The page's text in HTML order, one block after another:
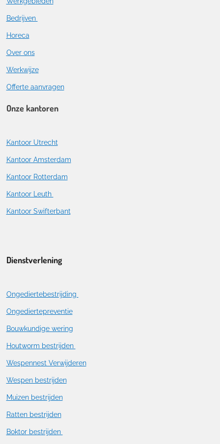
Bedrijven
Horeca
Over ons
Werkwijze
Offerte aanvragen
Onze kantoren
Kantoor Utrecht
Kantoor Amsterdam
Kantoor Rotterdam
Kantoor Leuth
Kantoor Swifterbant
Dienstverlening
Ongediertebestrijding
Ongediertepreventie
Bouwkundige wering
Houtworm bestrijden
Wespennest Verwijderen
Wespen bestrijden
Muizen bestrijden
Ratten bestrijden
Boktor bestrijden